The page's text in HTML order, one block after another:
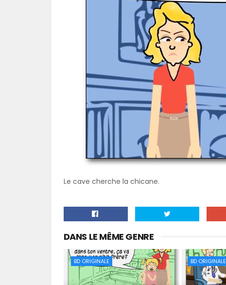
Le cave cherche la chicane.
DANS LE MÊME GENRE
BD ORIGINALE BD ORIGINALE